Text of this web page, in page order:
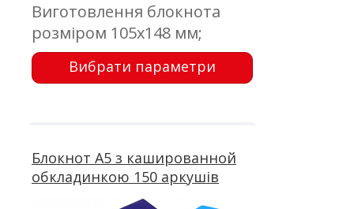
Виготовлення блокнота
розміром 105х148 мм;
обкладинка - палітурний
картон, кашировка; блок -
Вибрати параметри
Блокнот А5 з кашированной
обкладинкою 150 аркушів